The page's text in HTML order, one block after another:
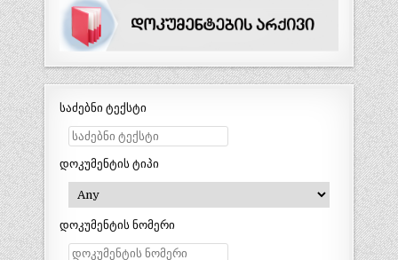
საძებნი ტექსტი
დოკუმენტის ტიპი
დოკუმენტის ნომერი